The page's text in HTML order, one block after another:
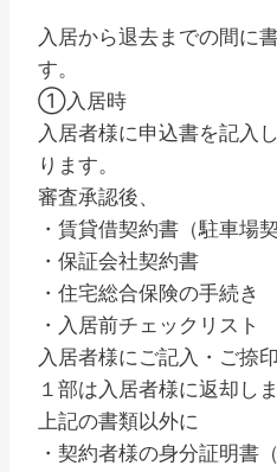
入居から退去までの間に
す。
①入居時
入居者様に申込書を記入
ります。
審査承認後、
・賃貸借契約書（駐車場契
・保証会社契約書
・住宅総合保険の手続き
・入居前チェックリスト
入居者様にご記入・ご捺
１部は入居者様に返却しま
上記の書類以外に
・契約者様の身分証明書